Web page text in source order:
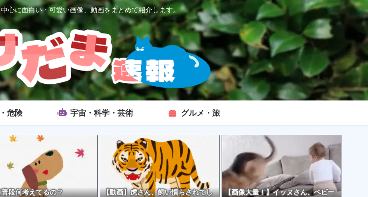
心に面白い・可愛い画像、動画をまとめて紹介します。
危険 宇宙・科学・芸術 グルメ・旅
段何考えてるの？
【動画】虎さん、飼い慣らされてし
【画像大量！】イッヌさん、ベビー